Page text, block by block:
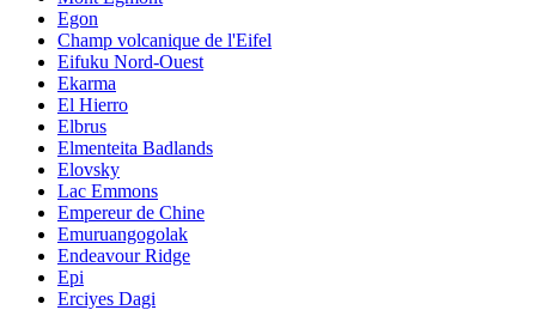
Egon
Champ volcanique de l'Eifel
Eifuku Nord-Ouest
Ekarma
El Hierro
Elbrus
Elmenteita Badlands
Elovsky
Lac Emmons
Empereur de Chine
Emuruangogolak
Endeavour Ridge
Epi
Erciyes Dagi